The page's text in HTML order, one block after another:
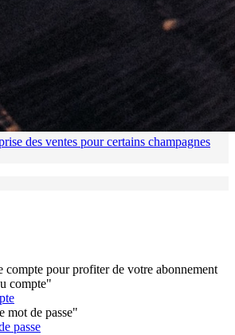
des ventes pour certains champagnes
compte pour profiter de votre abonnement
compte"
mot de passe"
passe